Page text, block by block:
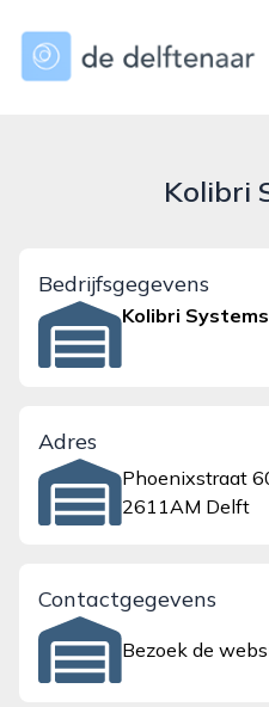
dedelftenaar.nl
Kolibri
Bedrijfsgegevens
Kolibri Systems
Adres
Phoenixstraat
2611AM Delft
Contactgegevens
Bezoek de